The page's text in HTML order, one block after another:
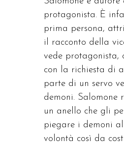
protagonista. È
prima persona,
il racconto della
vede protagonista,
con la richiesta di
parte di un servo
demoni. Salomone
un anello che gli
piegare i demoni
volontà così da